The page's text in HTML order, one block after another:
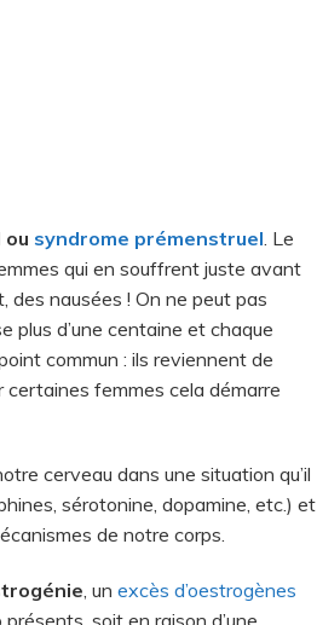
ou syndrome prémenstruel . Le
qui en souffrent juste avant
des nausées ! On ne peut pas
plus d’une centaine et chaque
commun : ils reviennent de
certaines femmes cela démarre
cerveau dans une situation qu’il
sérotonine, dopamine, etc.) et
de notre corps.
, un excès d’oestrogènes